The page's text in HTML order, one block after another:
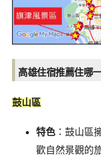
高雄住宿推薦住哪
鼓山區
特色 ：鼓山區
歡自然景觀的